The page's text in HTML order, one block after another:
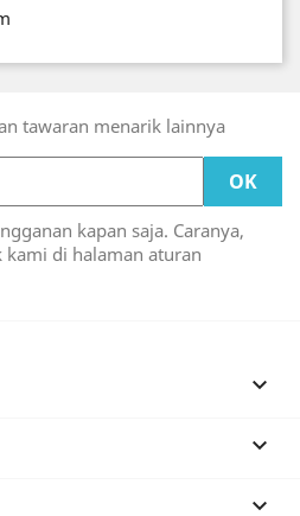
tawaran menarik lainnya
kapan saja. Caranya,
di halaman aturan


